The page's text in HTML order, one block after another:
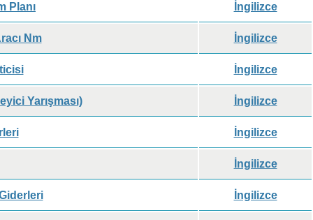
Planı İngilizce
Nm İngilizce
İngilizce
Yarışması) İngilizce
İngilizce
İngilizce
İngilizce